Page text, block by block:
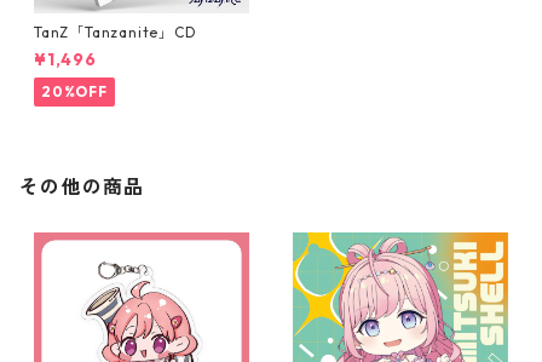
TanZ「Tanzanite」CD
¥1,496
20%OFF
その他の商品